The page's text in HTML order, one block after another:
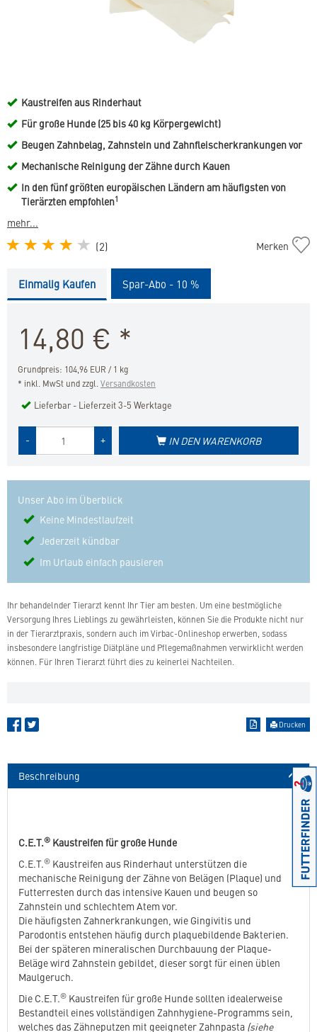
Kaustreifen aus Rinderhaut
Für große Hunde (25 bis 40 kg Körpergewicht)
Beugen Zahnbelag, Zahnstein und Zahnfleischerkrankungen vor
Mechanische Reinigung der Zähne durch Kauen
In den fünf größten europäischen Ländern am häufigsten von
Tierärzten empfohlen1
mehr...
(2)
C.E.T.
Merken
Einmalig Kaufen Spar-Abo - 10 %
14,80 € *
Grundpreis: 104,96 EUR / 1 kg
* inkl. MwSt und zzgl.Versandkosten
Lieferbar - Lieferzeit 3-5 Werktage
+
- IN DEN WARENKORB
Unser Abo im Überblick
Keine Mindestlaufzeit
Jederzeit kündbar
Im Urlaub einfach pausieren
Ihr behandelnder Tierarzt kennt Ihr Tier am besten. Um eine bestmögliche
Versorgung Ihres Lieblings zu gewährleisten, können Sie die Produkte nicht nur
in der Tierarztpraxis, sondern auch im Virbac-Onlineshop erwerben, sodass
insbesondere langfristige Diätpläne und Pflegemaßnahmen verwirklicht werden
können. Für Ihren Tierarzt führt dies zu keinerlei Nachteilen.
Drucken
Beschreibung
C.E.T.® Kaustreifen für große Hunde
C.E.T.® Kaustreifen aus Rinderhaut unterstützen die
mechanische Reinigung der Zähne von Belägen (Plaque) und
Futterresten durch das intensive Kauen und beugen so
Zahnstein und schlechtem Atem vor.
Die häufigsten Zahnerkrankungen, wie Gingivitis und
Parodontis entstehen häufig durch plaquebildende Bakterien.
Bei der späteren mineralischen Durchbauung der Plaque-
Beläge wird Zahnstein gebildet, dieser sorgt für einen üblen
Maulgeruch.
Die C.E.T.® Kaustreifen für große Hunde sollten idealerweise
Bestandteil eines vollständigen Zahnhygiene-Programms sein,
welches das Zähneputzen mit geeigneter Zahnpasta (siehe